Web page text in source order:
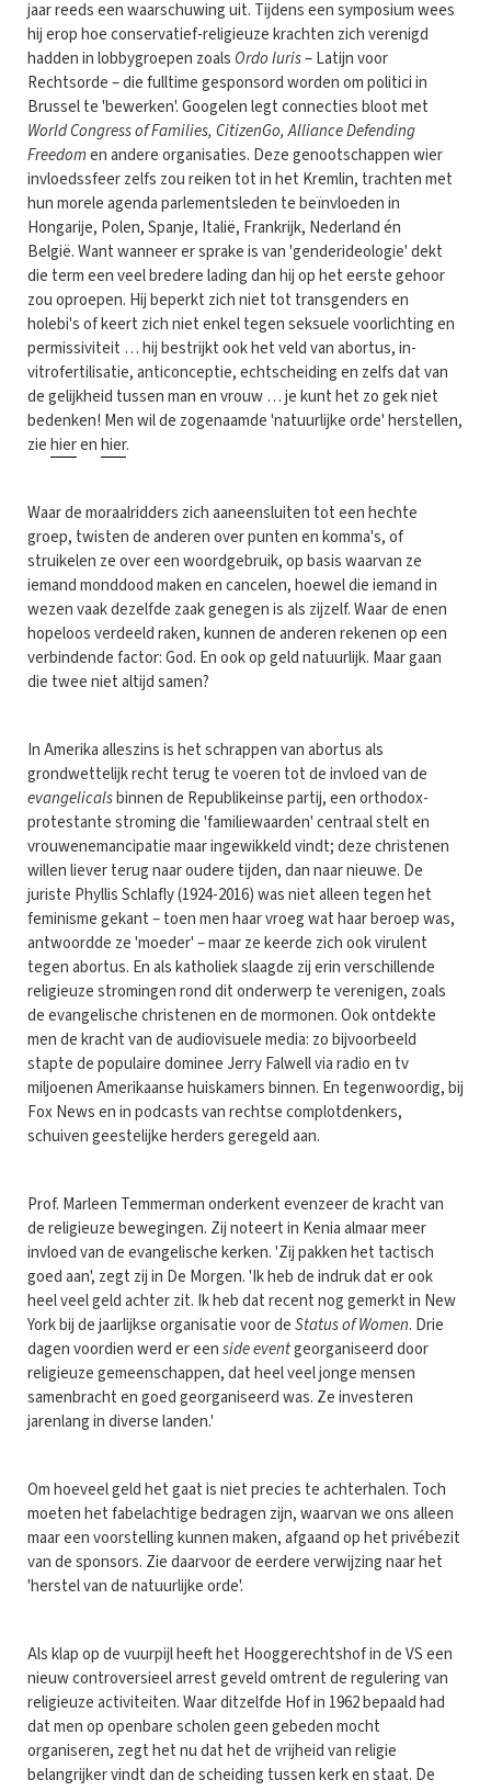
jaar reeds een waarschuwing uit. Tijdens een symposium wees
hij erop hoe conservatief-religieuze krachten zich verenigd
hadden in lobbygroepen zoals Ordo Iuris– Latijn voor
Rechtsorde – die fulltime gesponsord worden om politici in
Brussel te 'bewerken'. Googelen legt connecties bloot met
World Congress of Families, CitizenGo, Alliance Defending
Freedomen andere organisaties. Deze genootschappen wier
invloedssfeer zelfs zou reiken tot in het Kremlin, trachten met
hun morele agenda parlementsleden te beïnvloeden in
Hongarije, Polen, Spanje, Italië, Frankrijk, Nederland én
België. Want wanneer er sprake is van 'genderideologie' dekt
die term een veel bredere lading dan hij op het eerste gehoor
zou oproepen. Hij beperkt zich niet tot transgenders en
holebi's of keert zich niet enkel tegen seksuele voorlichting en
permissiviteit … hij bestrijkt ook het veld van abortus, in-
vitrofertilisatie, anticonceptie, echtscheiding en zelfs dat van
de gelijkheid tussen man en vrouw … je kunt het zo gek niet
bedenken! Men wil de zogenaamde 'natuurlijke orde' herstellen,
ziehierenhier.
Waar de moraalridders zich aaneensluiten tot een hechte
groep, twisten de anderen over punten en komma's, of
struikelen ze over een woordgebruik, op basis waarvan ze
iemand monddood maken en cancelen, hoewel die iemand in
wezen vaak dezelfde zaak genegen is als zijzelf. Waar de enen
hopeloos verdeeld raken, kunnen de anderen rekenen op een
verbindende factor: God. En ook op geld natuurlijk. Maar gaan
die twee niet altijd samen?
In Amerika alleszins is het schrappen van abortus als
grondwettelijk recht terug te voeren tot de invloed van de
evangelicalsbinnen de Republikeinse partij, een orthodox-
protestante stroming die 'familiewaarden' centraal stelt en
vrouwenemancipatie maar ingewikkeld vindt; deze christenen
willen liever terug naar oudere tijden, dan naar nieuwe. De
juriste Phyllis Schlafly (1924-2016) was niet alleen tegen het
feminisme gekant – toen men haar vroeg wat haar beroep was,
antwoordde ze 'moeder' – maar ze keerde zich ook virulent
tegen abortus. En als katholiek slaagde zij erin verschillende
religieuze stromingen rond dit onderwerp te verenigen, zoals
de evangelische christenen en de mormonen. Ook ontdekte
men de kracht van de audiovisuele media: zo bijvoorbeeld
stapte de populaire dominee Jerry Falwell via radio en tv
miljoenen Amerikaanse huiskamers binnen. En tegenwoordig, bij
Fox News en in podcasts van rechtse complotdenkers,
schuiven geestelijke herders geregeld aan.
Prof. Marleen Temmerman onderkent evenzeer de kracht van
de religieuze bewegingen. Zij noteert in Kenia almaar meer
invloed van de evangelische kerken. 'Zij pakken het tactisch
goed aan', zegt zij in De Morgen. 'Ik heb de indruk dat er ook
heel veel geld achter zit. Ik heb dat recent nog gemerkt in New
York bij de jaarlijkse organisatie voor deStatus of Women. Drie
dagen voordien werd er eenside eventgeorganiseerd door
religieuze gemeenschappen, dat heel veel jonge mensen
samenbracht en goed georganiseerd was. Ze investeren
jarenlang in diverse landen.'
Om hoeveel geld het gaat is niet precies te achterhalen. Toch
moeten het fabelachtige bedragen zijn, waarvan we ons alleen
maar een voorstelling kunnen maken, afgaand op het privébezit
van de sponsors. Zie daarvoor de eerdere verwijzing naar het
'herstel van de natuurlijke orde'.
Als klap op de vuurpijl heeft het Hooggerechtshof in de VS een
nieuw controversieel arrest geveld omtrent de regulering van
religieuze activiteiten. Waar ditzelfde Hof in 1962 bepaald had
dat men op openbare scholen geen gebeden mocht
organiseren, zegt het nu dat het de vrijheid van religie
belangrijker vindt dan de scheiding tussen kerk en staat. De